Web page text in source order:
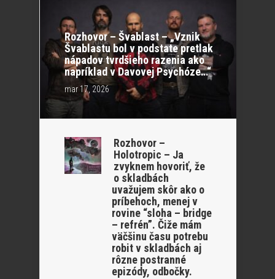
Rozhovor – Švablast – „Vznik
Švablastu bol v podstate pretlak
nápadov tvrdšieho razenia ako
napríklad v Davovej Psychóze…“
mar 17, 2026
Rozhovor –
Holotropic – Ja
zvyknem hovoriť, že
o skladbách
uvažujem skôr ako o
príbehoch, menej v
rovine “sloha – bridge
– refrén”. Čiže mám
väčšinu času potrebu
robit v skladbách aj
rôzne postranné
epizódy, odbočky.